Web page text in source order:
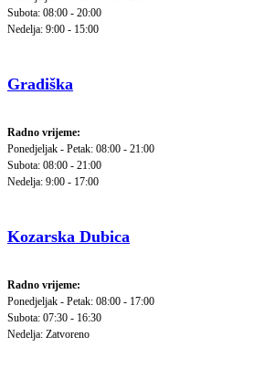
Subota: 08:00 - 20:00
Nedelja: 9:00 - 15:00
Gradiška
Radno vrijeme:
Ponedjeljak - Petak: 08:00 - 21:00
Subota: 08:00 - 21:00
Nedelja: 9:00 - 17:00
Kozarska Dubica
Radno vrijeme:
Ponedjeljak - Petak: 08:00 - 17:00
Subota: 07:30 - 16:30
Nedelja: Zatvoreno